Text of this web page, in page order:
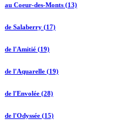
au Coeur-des-Monts (13)
de Salaberry (17)
de l'Amitié (19)
de l'Aquarelle (19)
de l'Envolée (28)
de l'Odyssée (15)